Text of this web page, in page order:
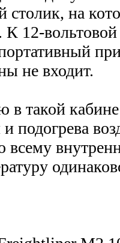
на
К 12-вольтовой
не входит.
в такой
подогрева
всему